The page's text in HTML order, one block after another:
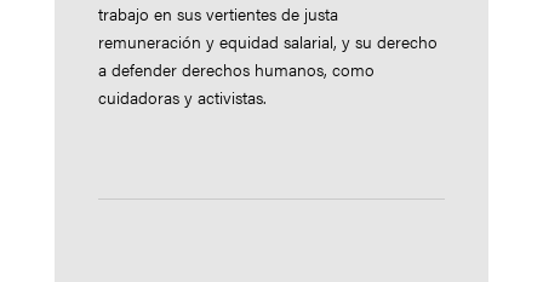
trabajo en sus vertientes de justa
remuneración y equidad salarial, y su derecho
a defender derechos humanos, como
cuidadoras y activistas.